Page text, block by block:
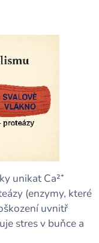
unikat Ca²⁺
(enzymy, které
uvnitř
stres v buňce a